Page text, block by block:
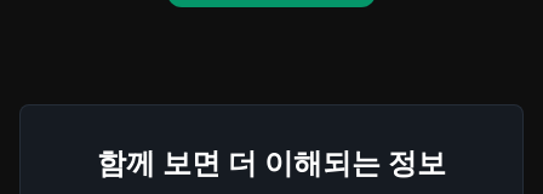
함께 보면 더 이해되는 정보